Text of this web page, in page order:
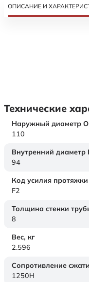
ОПИСАНИЕ И
Технические
Наружный диаметр
110
Внутренний диаметр
94
Код усилия
F2
Толщина стенки
8
Вес, кг
2.596
Сопротивление
1250H